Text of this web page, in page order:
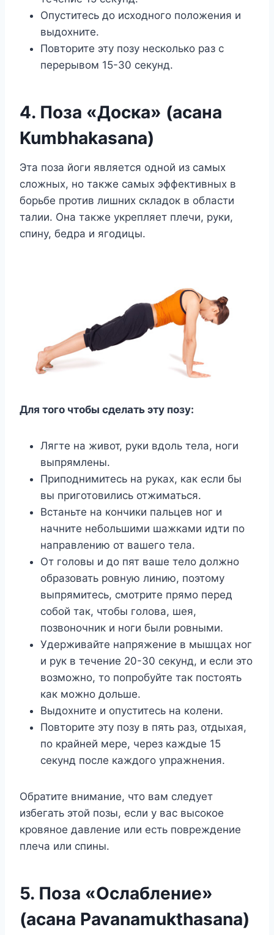
Опуститесь до исходного положения и
выдохните.
Повторите эту позу несколько раз с
перерывом 15-30 секунд.
4. Поза «Доска» (асана
Kumbhakasana)
Эта поза йоги является одной из самых
сложных, но также самых эффективных в
борьбе против лишних складок в области
талии. Она также укрепляет плечи, руки,
спину, бедра и ягодицы.
Для того чтобы сделать эту позу:
Лягте на живот, руки вдоль тела, ноги
выпрямлены.
Приподнимитесь на руках, как если бы
вы приготовились отжиматься.
Встаньте на кончики пальцев ног и
начните небольшими шажками идти по
направлению от вашего тела.
От головы и до пят ваше тело должно
образовать ровную линию, поэтому
выпрямитесь, смотрите прямо перед
собой так, чтобы голова, шея,
позвоночник и ноги были ровными.
Удерживайте напряжение в мышцах ног
и рук в течение 20-30 секунд, и если это
возможно, то попробуйте так постоять
как можно дольше.
Выдохните и опуститесь на колени.
Повторите эту позу в пять раз, отдыхая,
по крайней мере, через каждые 15
секунд после каждого упражнения.
Обратите внимание, что вам следует
избегать этой позы, если у вас высокое
кровяное давление или есть повреждение
плеча или спины.
5. Поза «Ослабление»
(асана Pavanamukthasana)